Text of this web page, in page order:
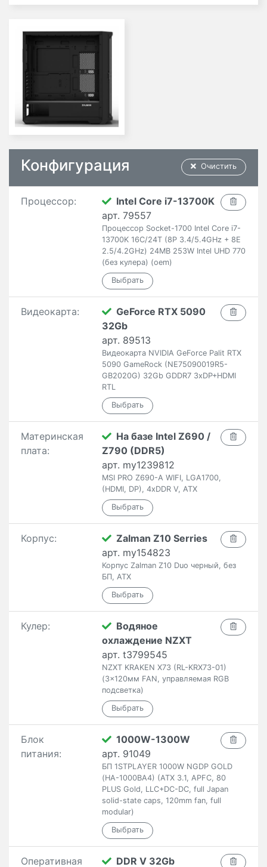
Очистить
Конфигурация
Процессор:
Intel Core i7-13700K
арт. 79557
Процессор Socket-1700 Intel Core i7-
13700K 16C/24T (8P 3.4/5.4GHz + 8E
2.5/4.2GHz) 24MB 253W Intel UHD 770
(без кулера) (oem)
Видеокарта:
GeForce RTX 5090
32Gb
арт. 89513
Видеокарта NVIDIA GeForce Palit RTX
5090 GameRock (NE75090019R5-
GB2020G) 32Gb GDDR7 3xDP+HDMI
RTL
Материнская
плата:
На базе Intel Z690 /
Z790 (DDR5)
арт. my1239812
MSI PRO Z690-A WIFI, LGA1700,
(HDMI, DP), 4xDDR V, ATX
Корпус:
Zalman Z10 Serries
арт. my154823
Корпус Zalman Z10 Duo черный, без
БП, ATX
Кулер:
Водяное
охлаждение NZXT
арт. t3799545
NZXT KRAKEN X73 (RL-KRX73-01)
(3x120мм FAN, управляемая RGB
подсветка)
Блок
питания:
1000W-1300W
арт. 91049
БП 1STPLAYER 1000W NGDP GOLD
(HA-1000BA4) (ATX 3.1, APFC, 80
PLUS Gold, LLC+DC-DC, full Japan
solid-state caps, 120mm fan, full
modular)
Оперативная DDR V 32Gb